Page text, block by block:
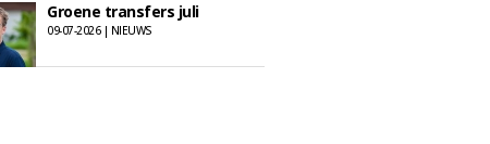
Groene transfers juli
09-07-2026 | NIEUWS